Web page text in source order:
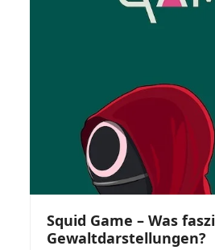
Squid Game – Was
Gewaltdarstellungen?